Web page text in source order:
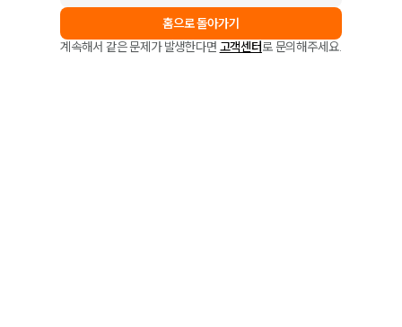
홈으로 돌아가기
계속해서 같은 문제가 발생한다면 고객센터로 문의해주세요.